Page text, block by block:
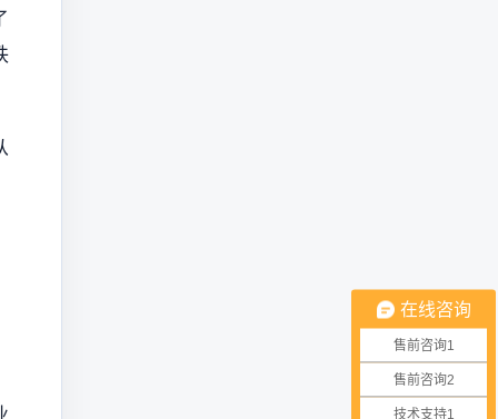
在线咨询
售前咨询1
售前咨询2
技术支持1